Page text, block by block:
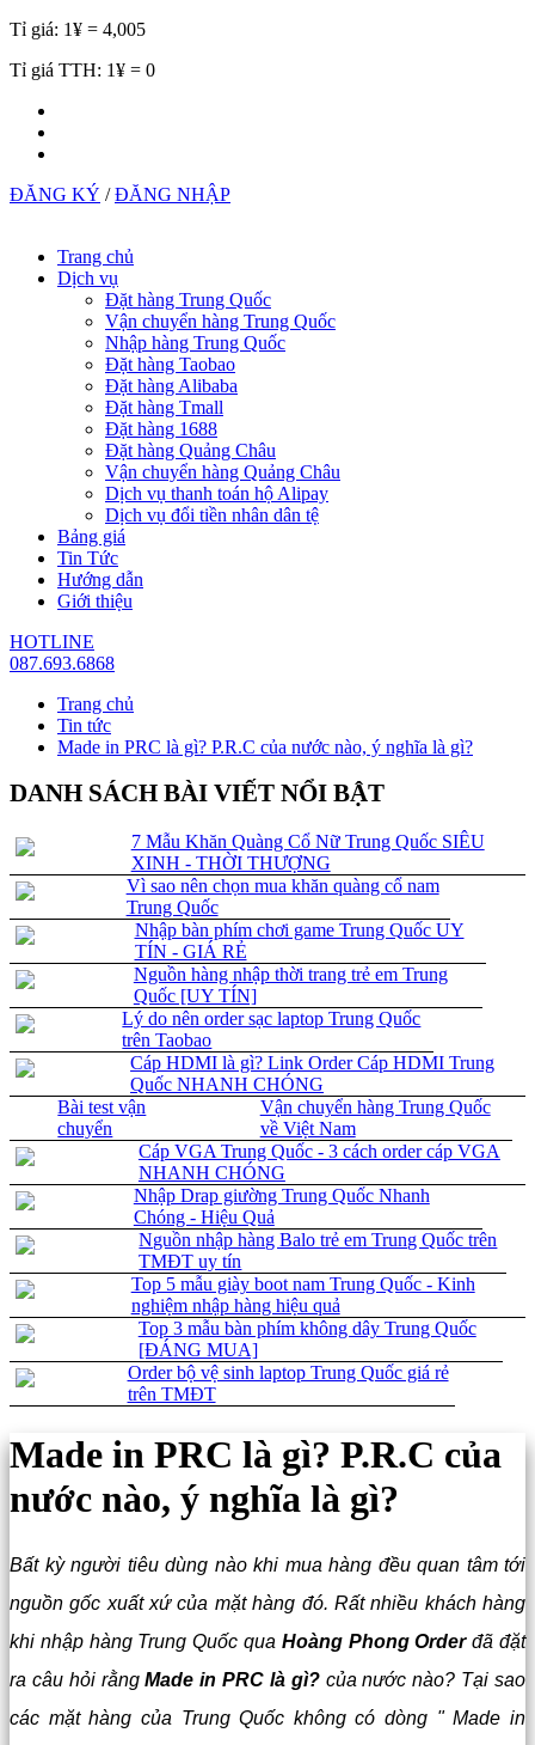
Tỉ giá: 1¥ = 4,005
Tỉ giá TTH: 1¥ = 0
ĐĂNG KÝ /ĐĂNG NHẬP
Trang chủ
Dịch vụ
Đặt hàng Trung Quốc
Vận chuyển hàng Trung Quốc
Nhập hàng Trung Quốc
Đặt hàng Taobao
Đặt hàng Alibaba
Đặt hàng Tmall
Đặt hàng 1688
Đặt hàng Quảng Châu
Vận chuyển hàng Quảng Châu
Dịch vụ thanh toán hộ Alipay
Dịch vụ đổi tiền nhân dân tệ
Bảng giá
Tin Tức
Hướng dẫn
Giới thiệu
HOTLINE
087.693.6868
Trang chủ
Tin tức
Made in PRC là gì? P.R.C của nước nào, ý nghĩa là gì?
DANH SÁCH BÀI VIẾT NỔI BẬT
7 Mẫu Khăn Quàng Cổ Nữ Trung Quốc SIÊU
XINH - THỜI THƯỢNG
Vì sao nên chọn mua khăn quàng cổ nam
Trung Quốc
Nhập bàn phím chơi game Trung Quốc UY
TÍN - GIÁ RẺ
Nguồn hàng nhập thời trang trẻ em Trung
Quốc [UY TÍN]
Lý do nên order sạc laptop Trung Quốc
trên Taobao
Cáp HDMI là gì? Link Order Cáp HDMI Trung
Quốc NHANH CHÓNG
Bài test vận
chuyển
Vận chuyển hàng Trung Quốc
về Việt Nam
Cáp VGA Trung Quốc - 3 cách order cáp VGA
NHANH CHÓNG
Nhập Drap giường Trung Quốc Nhanh
Chóng - Hiệu Quả
Nguồn nhập hàng Balo trẻ em Trung Quốc trên
TMĐT uy tín
Top 5 mẫu giày boot nam Trung Quốc - Kinh
nghiệm nhập hàng hiệu quả
Top 3 mẫu bàn phím không dây Trung Quốc
[ĐÁNG MUA]
Order bộ vệ sinh laptop Trung Quốc giá rẻ
trên TMĐT
Made in PRC là gì? P.R.C của
nước nào, ý nghĩa là gì?
Bất kỳ người tiêu dùng nào khi mua hàng đều quan tâm tới
nguồn gốc xuất xứ của mặt hàng đó. Rất nhiều khách hàng
khi nhập hàng Trung Quốc qua Hoàng Phong Orderđã đặt
ra câu hỏi rằngMade in PRC là gì?của nước nào? Tại sao
các mặt hàng của Trung Quốc không có dòng " Made in